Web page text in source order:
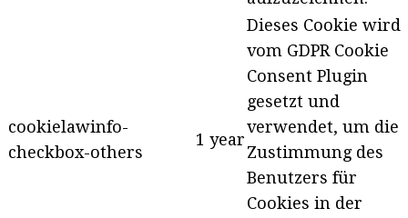
cookielawinfo-
checkbox-others
1 year
Dieses Cookie wird
vom GDPR Cookie
Consent Plugin
gesetzt und
verwendet, um die
Zustimmung des
Benutzers für
Cookies in der